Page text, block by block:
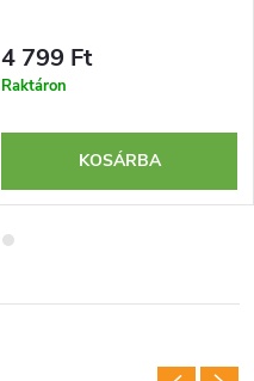
4 799 Ft
Raktáron
KOSÁRBA